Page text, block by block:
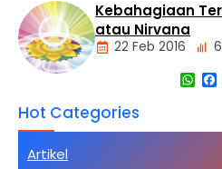
Dasar
Agama
Buddha
Kebahagiaan
Kebahagiaan
atau Nirvana
22 Feb 2016
Hot Categories
Artikel